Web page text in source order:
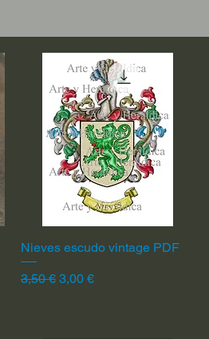
Vista rápida
Nieves escudo vintage PDF
Precio
3,50 € Precio de oferta
3,00 €